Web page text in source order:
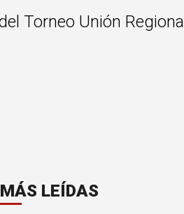
Torneo Unión Regional
LEÍDAS